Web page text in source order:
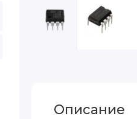
Описание